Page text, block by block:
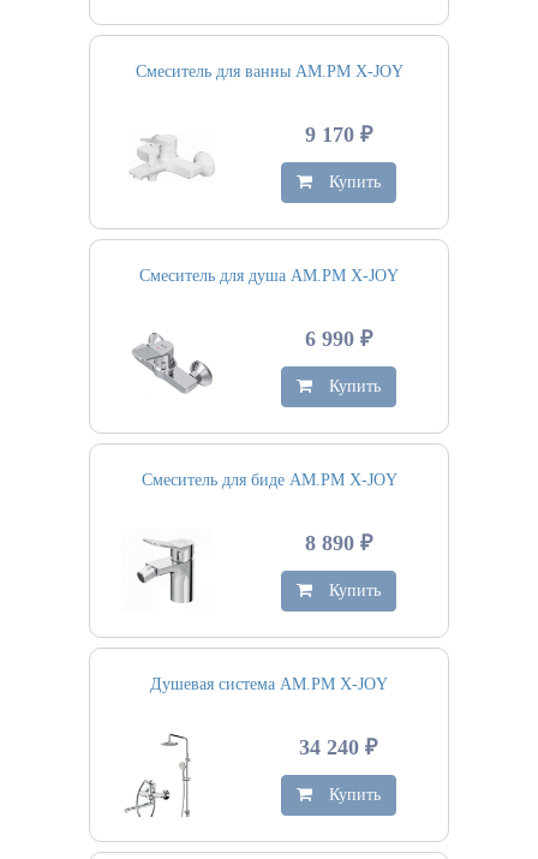
Смеситель для ванны AM.PM X-JOY
9 170 ₽
Купить
Смеситель для душа AM.PM X-JOY
6 990 ₽
Купить
Смеситель для биде AM.PM X-JOY
8 890 ₽
Купить
Душевая система AM.PM X-JOY
34 240 ₽
Купить